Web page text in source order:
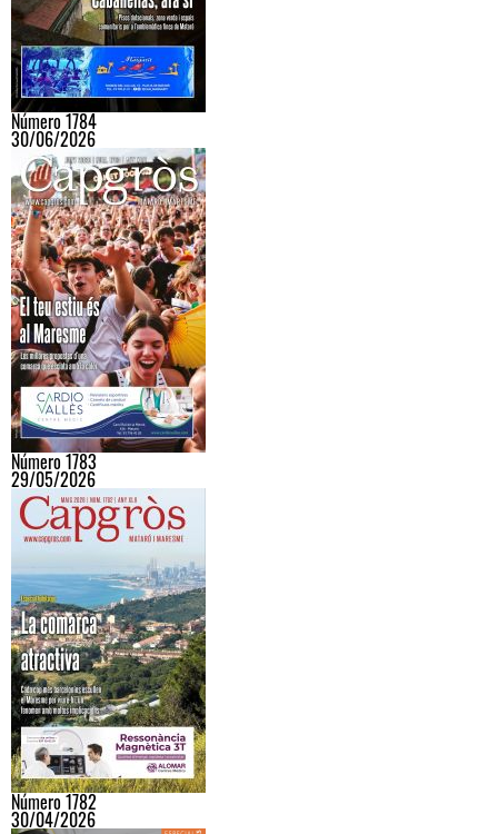
Número 1784
30/06/2026
Número 1783
29/05/2026
Número 1782
30/04/2026